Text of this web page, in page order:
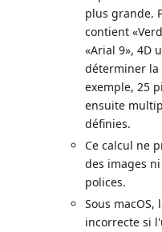
plus grande.
contient
«Arial 9», 4D
déterminer
exemple, 25
ensuite
définies.
Ce calcul ne
des images
polices.
Sous
incorrecte si